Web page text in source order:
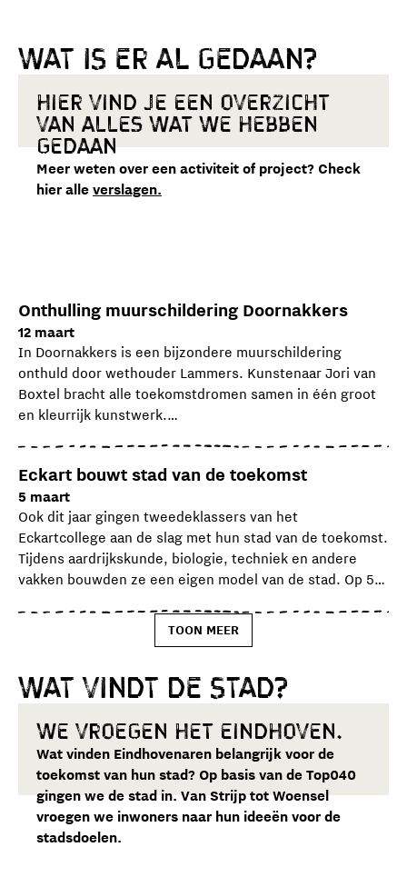
Wat is er al gedaan?
Hier vind je een overzicht
van alles wat we hebben
gedaan
Meer weten over een activiteit of project? Check
hier alle verslagen.
Onthulling muurschildering Doornakkers
12 maart
In Doornakkers is een bijzondere muurschildering
onthuld door wethouder Lammers. Kunstenaar Jori van
Boxtel bracht alle toekomstdromen samen in één groot
en kleurrijk kunstwerk.
ideeën en dromen. Van meer groen en kleur in de wijk
tot een butlerrobot: alles komt samen.
De rode draad is een lange tafel die door alle panelen
loopt. Die staat voor ontmoeting en samen de toekomst
vormgeven.
De onthulling bracht de buurt samen. Trots en
onderdeel van het Actieplan Cultuur in de Wijken van de
gemeente Eindhoven.
Eckart bouwt stad van de toekomst
5 maart
Ook dit jaar gingen tweedeklassers van het
Eckartcollege aan de slag met hun stad van de toekomst.
Tijdens aardrijkskunde, biologie, techniek en andere
vakken bouwden ze een eigen model van de stad. Op 5
ontmoetingsplekken, meer groen in Woensel, een
autohuursystemen.
TOON MEER
Wat vindt de stad?
We vroegen het Eindhoven.
Wat vinden Eindhovenaren belangrijk voor de
toekomst van hun stad? Op basis van de Top040
gingen we de stad in. Van Strijp tot Woensel
vroegen we inwoners naar hun ideeën voor de
stadsdoelen.